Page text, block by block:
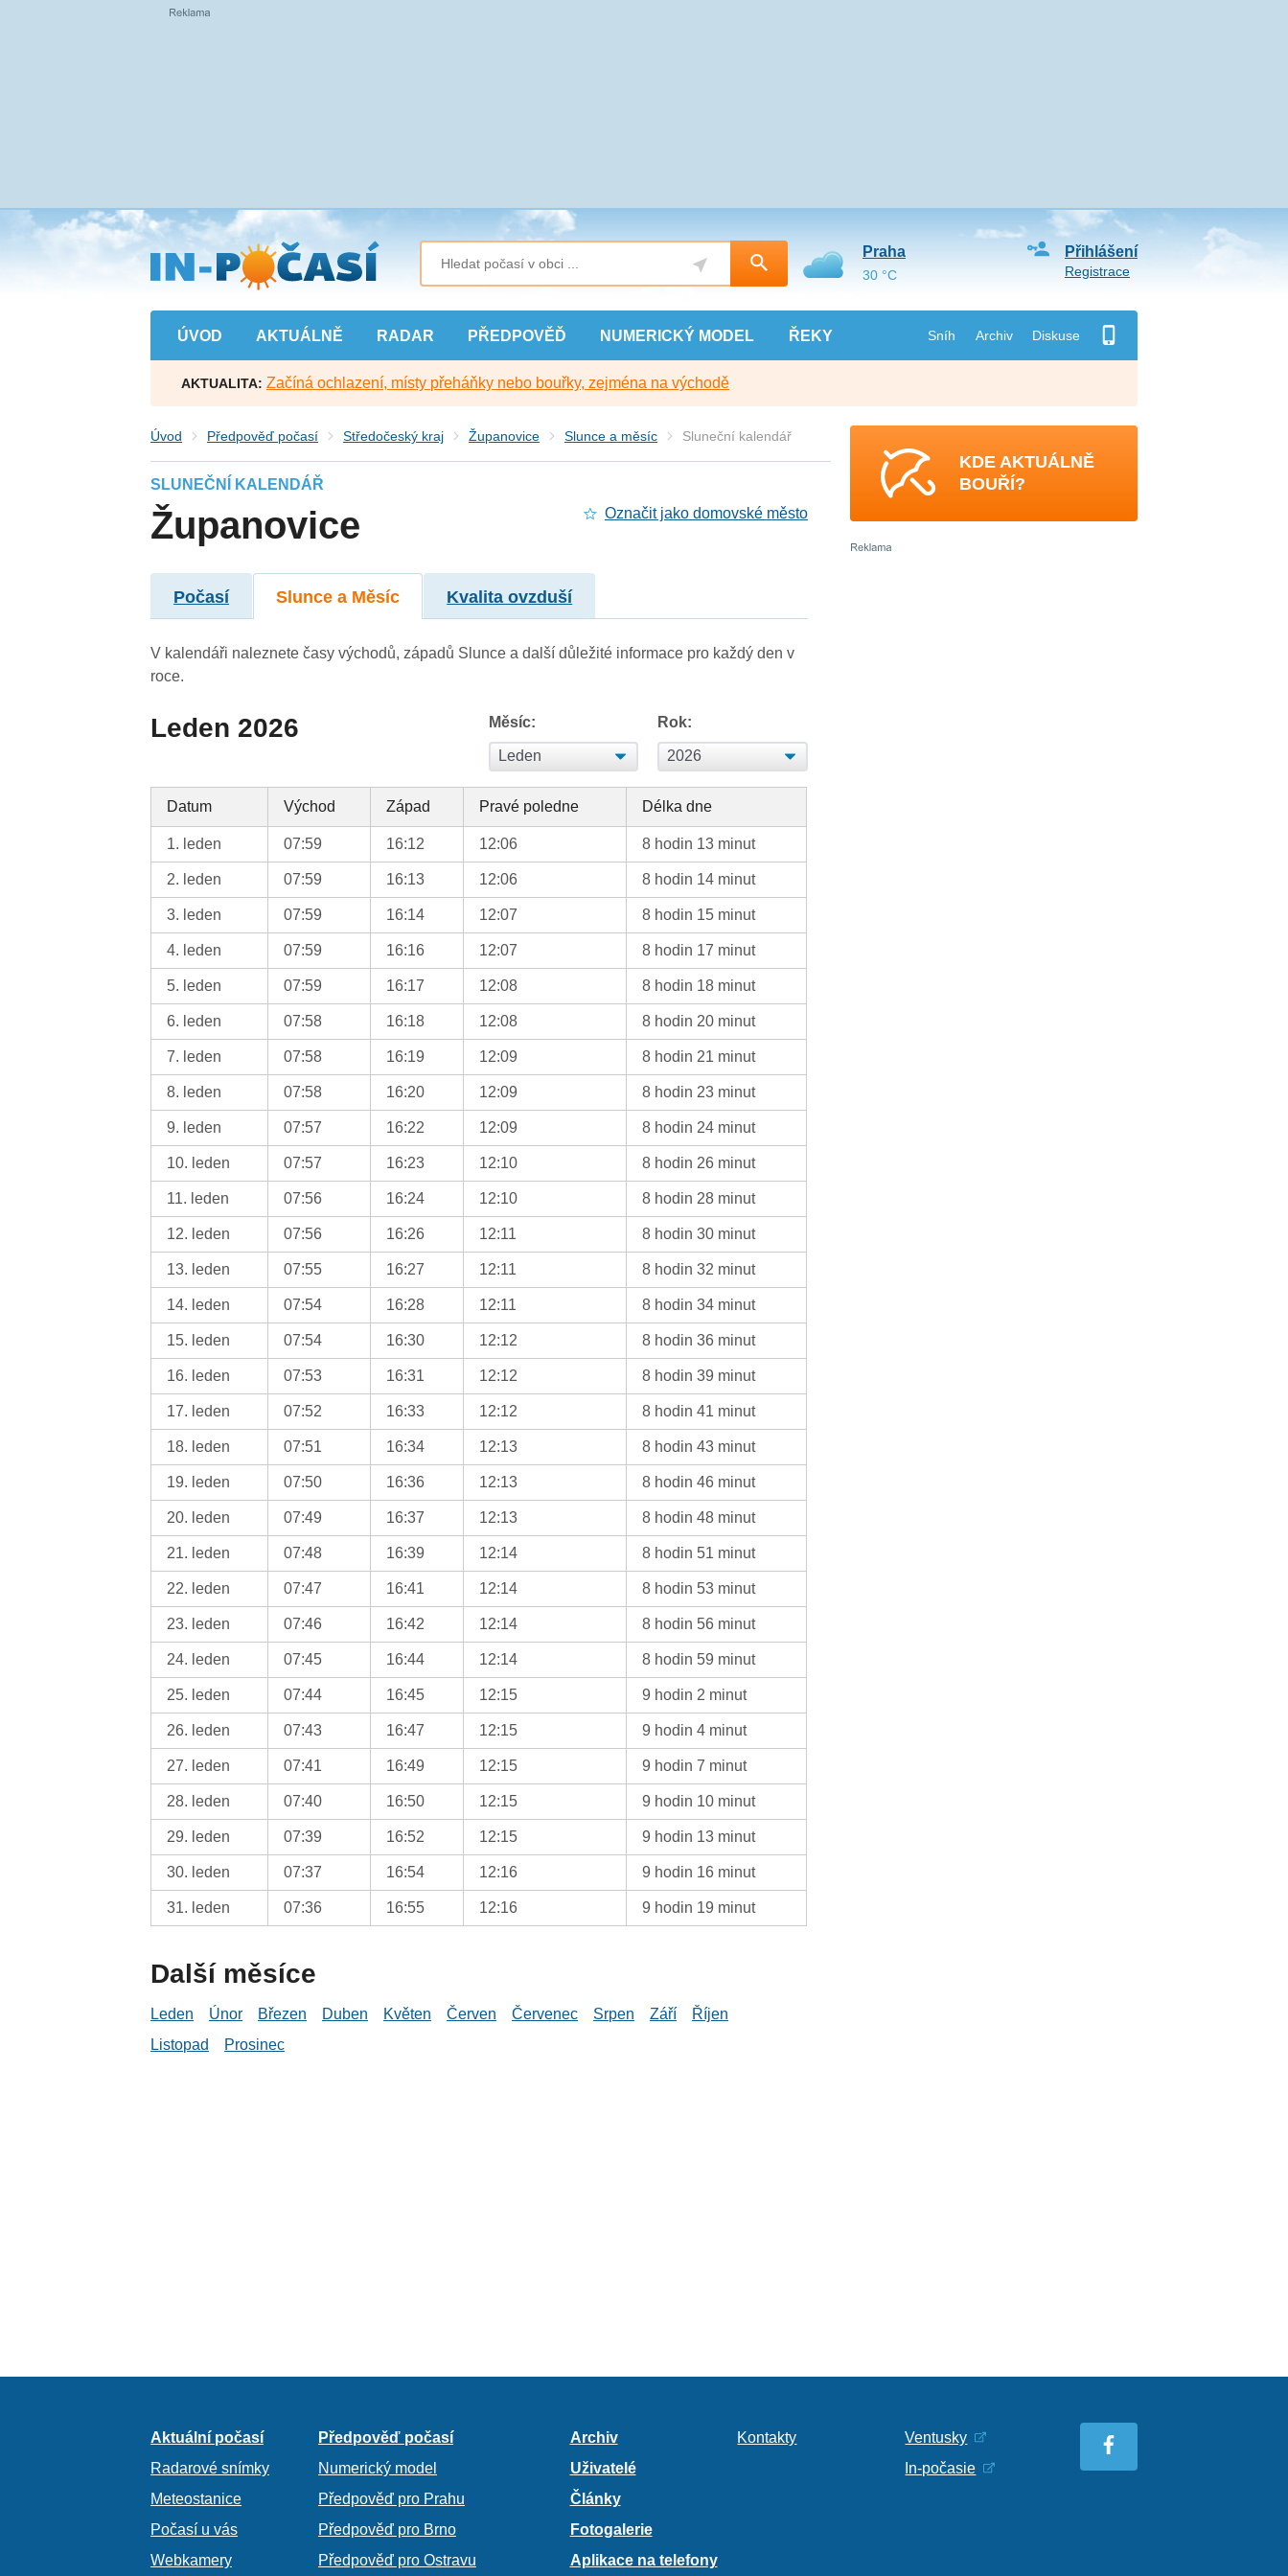
Přejít
na
hlavní
obsah
ÚVOD AKTUÁLNĚ RADAR PŘEDPOVĚĎ NUMERICKÝ MODEL ŘEKY Sníh Archiv Diskuse
Přihlášení
Registrace
Praha
30 °C
AKTUALITA: Začíná ochlazení, místy přeháňky nebo bouřky, zejména na východě
Úvod Předpověď počasí Středočeský kraj Županovice Slunce a měsíc Sluneční kalendář
SLUNEČNÍ KALENDÁŘ
Županovice Označit jako domovské město
Počasí Slunce a Měsíc Kvalita ovzduší
V kalendáři naleznete časy východů, západů Slunce a další důležité informace pro každý den v
roce.
Leden 2026 Měsíc: Rok:
Datum Východ Západ Pravé poledne Délka dne
1. leden 07:59 16:12 12:06 8 hodin 13 minut
2. leden 07:59 16:13 12:06 8 hodin 14 minut
3. leden 07:59 16:14 12:07 8 hodin 15 minut
4. leden 07:59 16:16 12:07 8 hodin 17 minut
5. leden 07:59 16:17 12:08 8 hodin 18 minut
6. leden 07:58 16:18 12:08 8 hodin 20 minut
7. leden 07:58 16:19 12:09 8 hodin 21 minut
8. leden 07:58 16:20 12:09 8 hodin 23 minut
9. leden 07:57 16:22 12:09 8 hodin 24 minut
10. leden 07:57 16:23 12:10 8 hodin 26 minut
11. leden 07:56 16:24 12:10 8 hodin 28 minut
12. leden 07:56 16:26 12:11 8 hodin 30 minut
13. leden 07:55 16:27 12:11 8 hodin 32 minut
14. leden 07:54 16:28 12:11 8 hodin 34 minut
15. leden 07:54 16:30 12:12 8 hodin 36 minut
16. leden 07:53 16:31 12:12 8 hodin 39 minut
17. leden 07:52 16:33 12:12 8 hodin 41 minut
18. leden 07:51 16:34 12:13 8 hodin 43 minut
19. leden 07:50 16:36 12:13 8 hodin 46 minut
20. leden 07:49 16:37 12:13 8 hodin 48 minut
21. leden 07:48 16:39 12:14 8 hodin 51 minut
22. leden 07:47 16:41 12:14 8 hodin 53 minut
23. leden 07:46 16:42 12:14 8 hodin 56 minut
24. leden 07:45 16:44 12:14 8 hodin 59 minut
25. leden 07:44 16:45 12:15 9 hodin 2 minut
26. leden 07:43 16:47 12:15 9 hodin 4 minut
27. leden 07:41 16:49 12:15 9 hodin 7 minut
28. leden 07:40 16:50 12:15 9 hodin 10 minut
29. leden 07:39 16:52 12:15 9 hodin 13 minut
30. leden 07:37 16:54 12:16 9 hodin 16 minut
31. leden 07:36 16:55 12:16 9 hodin 19 minut
Další měsíce
Leden Únor Březen Duben Květen Červen Červenec Srpen Září
Říjen
Listopad
Prosinec
KDE AKTUÁLNĚ
BOUŘÍ?
Aktuální počasí
Radarové snímky
Meteostanice
Počasí u vás
Webkamery
Předpověď počasí
Numerický model
Předpověď pro Prahu
Předpověď pro Brno
Předpověď pro Ostravu
Archiv
Uživatelé
Články
Fotogalerie
Aplikace na telefony
Kontakty
Ventusky
In-počasie